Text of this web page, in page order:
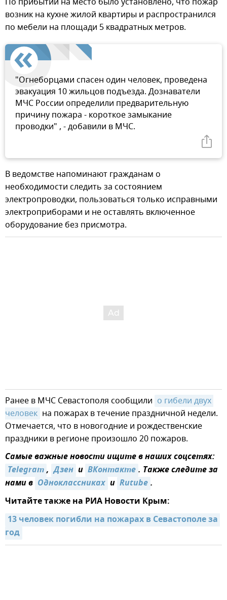
возник на кухне жилой квартиры и распространился
по мебели на площади 5 квадратных метров.
"Огнеборцами спасен один человек, проведена
эвакуация 10 жильцов подъезда. Дознаватели
МЧС России определили предварительную
причину пожара - короткое замыкание
проводки" , - добавили в МЧС.
В ведомстве напоминают гражданам о
необходимости следить за состоянием
электропроводки, пользоваться только исправными
электроприборами и не оставлять включенное
оборудование без присмотра.
Ранее в МЧС Севастополя сообщили о гибели двух
человек на пожарах в течение праздничной недели.
Отмечается, что в новогодние и рождественские
праздники в регионе произошло 20 пожаров.
Самые важные новости ищите в наших соцсетях:
Telegram, Дзен и ВКонтакте. Также следите за
нами в Одноклассниках и Rutube.
Читайте также на РИА Новости Крым:
13 человек погибли на пожарах в Севастополе за
год